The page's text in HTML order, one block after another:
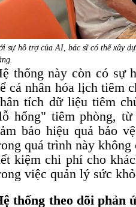
sự hỗ trợ của AI, bác sĩ có thể xây
thống này còn có sự
cá nhân hóa lịch tiêm
tích dữ liệu tiêm
hổng" tiêm phòng,
bảo hiệu quả bảo
quá trình này
kiệm chi phí cho
việc quản lý sức
thống theo dõi phản